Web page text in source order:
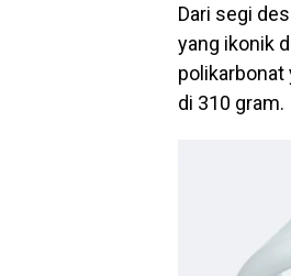
Dari segi
yang ikonik
polikarbonat
di 310 gram.